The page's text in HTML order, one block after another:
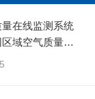
在线监测系统
域空气质量差